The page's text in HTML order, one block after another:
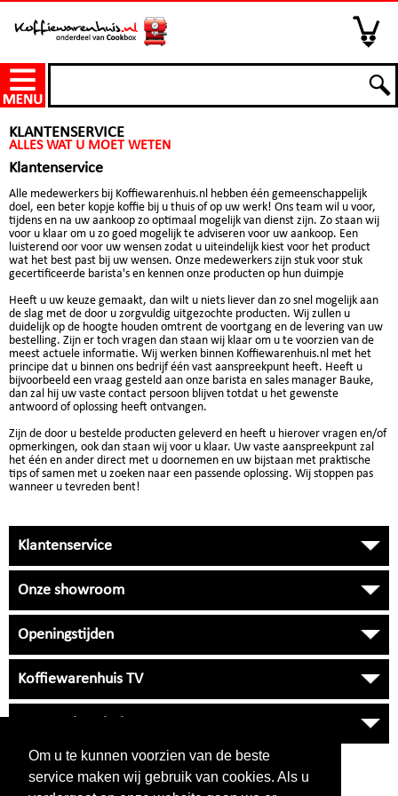
Om u te kunnen voorzien van de beste
service maken wij gebruik van cookies. Als u
KLANTENSERVICE
ALLES WAT U MOET WETEN
Klantenservice
Alle medewerkers bij Koffiewarenhuis.nl hebben één gemeenschappelijk
doel, een beter kopje koffie bij u thuis of op uw werk! Ons team wil u voor,
tijdens en na uw aankoop zo optimaal mogelijk van dienst zijn. Zo staan wij
voor u klaar om u zo goed mogelijk te adviseren voor uw aankoop. Een
luisterend oor voor uw wensen zodat u uiteindelijk kiest voor het product
wat het best past bij uw wensen. Onze medewerkers zijn stuk voor stuk
gecertificeerde barista's en kennen onze producten op hun duimpje
Heeft u uw keuze gemaakt, dan wilt u niets liever dan zo snel mogelijk aan
de slag met de door u zorgvuldig uitgezochte producten. Wij zullen u
duidelijk op de hoogte houden omtrent de voortgang en de levering van uw
bestelling. Zijn er toch vragen dan staan wij klaar om u te voorzien van de
meest actuele informatie. Wij werken binnen Koffiewarenhuis.nl met het
principe dat u binnen ons bedrijf één vast aanspreekpunt heeft. Heeft u
bijvoorbeeld een vraag gesteld aan onze barista en sales manager Bauke,
dan zal hij uw vaste contact persoon blijven totdat u het gewenste
antwoord of oplossing heeft ontvangen.
Zijn de door u bestelde producten geleverd en heeft u hierover vragen en/of
opmerkingen, ook dan staan wij voor u klaar. Uw vaste aanspreekpunt zal
het één en ander direct met u doornemen en uw bijstaan met praktische
tips of samen met u zoeken naar een passende oplossing. Wij stoppen pas
wanneer u tevreden bent!
Klantenservice
Onze showroom
Openingstijden
Koffiewarenhuis TV
VRAGEN?
038 33 34 530